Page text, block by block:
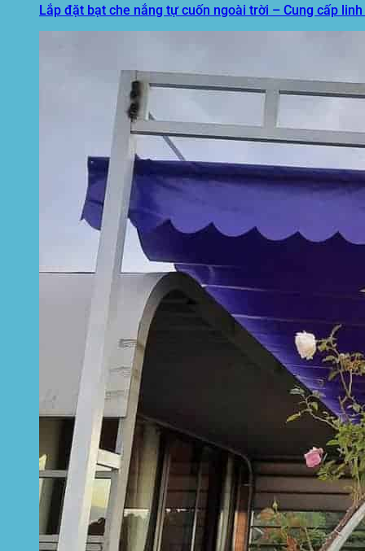
Lắp đặt bạt che nắng tự cuốn ngoài trời – Cung cấp